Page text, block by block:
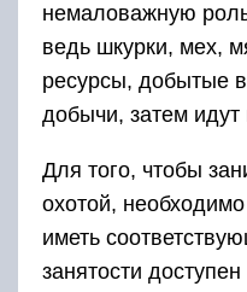
немаловажную
ведь шкурки, мех,
ресурсы, добытые
добычи, затем
Для того, чтобы
охотой,
иметь
занятости